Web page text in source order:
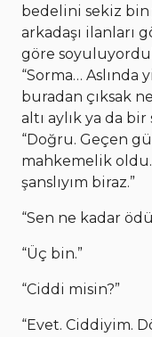
bedelini sekiz bin
arkadaşı ilanları
göre
“Sorma… Aslında
buradan çıksak
altı aylık ya da
“Doğru. Geçen
mahkemelik oldu.
şanslıyım biraz.”
“Sen ne kadar
“Üç bin.”
“Ciddi misin?”
“Evet. Ciddiyim.